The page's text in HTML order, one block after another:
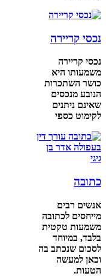
נכסי קריירה
נכסי קריירה
משמעותו היא
כושר השתכרות
הנובע מנכסים
שאינם ניתנים
לקימוט כספי
כתובה
אנשים רבים
מייחסים לכתובה
משמעות טקטית
בלבד, במיוחד
לסכום שנכתב בה
וכאן למעשה
הטעות.